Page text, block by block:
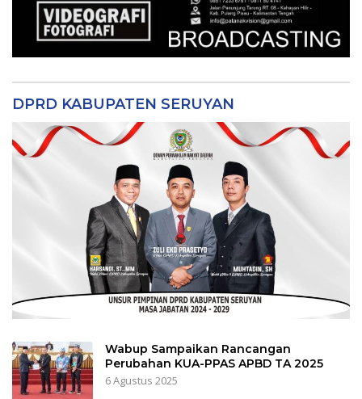
DPRD KABUPATEN SERUYAN
Wabup Sampaikan Rancangan
Perubahan KUA-PPAS APBD TA 2025
6 Agustus 2025